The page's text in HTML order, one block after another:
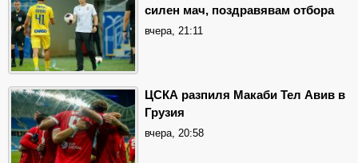
силен мач, поздравявам отбора
вчера, 21:11
ЦСКА разпиля Макаби Тел Авив в
Грузия
вчера, 20:58